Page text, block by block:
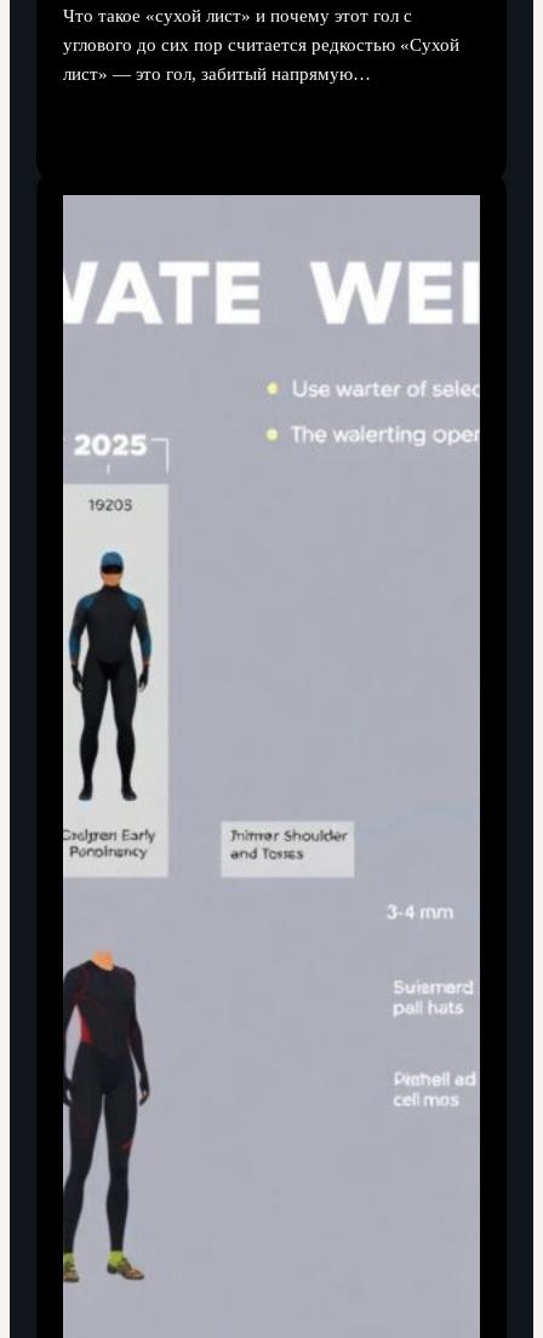
Что такое «сухой лист» и почему этот гол с
углового до сих пор считается редкостью «Сухой
лист» — это гол, забитый напрямую…